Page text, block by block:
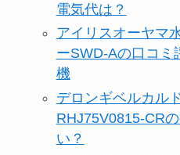
電気代は？
アイリスオーヤマ
ーSWD-Aの口コミ
機
デロンギベルカル
RHJ75V0815-CR
い？